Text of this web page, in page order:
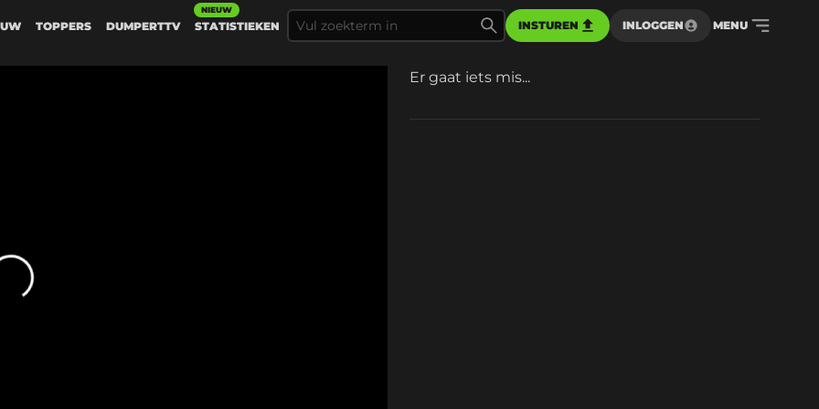
TOPPERS DUMPERTTV STATISTIEKEN
NIEUW
INSTUREN INLOGGEN MENU
Er gaat iets mis...